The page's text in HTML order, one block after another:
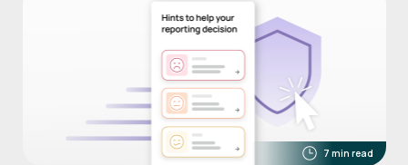
7 min read